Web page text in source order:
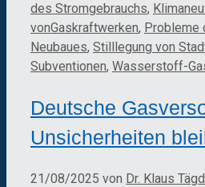
des Stromgebrauchs,
vonGaskraftwerken, Probleme
Neubaues, Stilllegung von
Subventionen, Wasserstoff-
Deutsche
Unsicherheiten
21/08/2025 von Dr. Klaus